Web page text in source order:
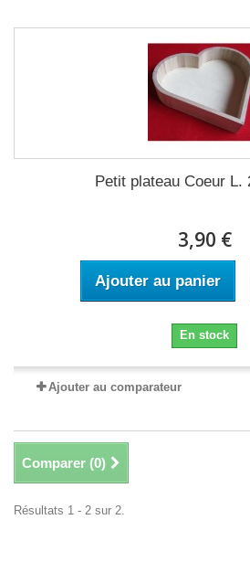
Petit plateau Coeur L.
3,90 €
Ajouter au panier
En stock
Ajouter au comparateur
Comparer (0)
Résultats 1 - 2 sur 2.